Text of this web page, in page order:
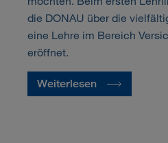
die DONAU über die
eine Lehre im Bereich
eröffnet.
Weiterlesen